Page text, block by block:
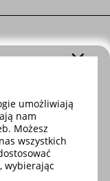
umożliwiają
nam
Możesz
wszystkich
wybierając